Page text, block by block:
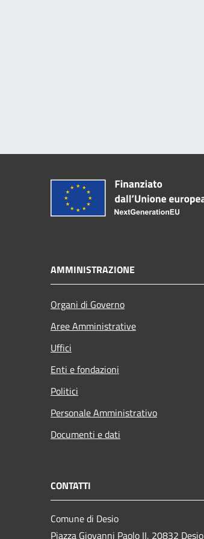
AMMINISTRAZIONE
Organi di Governo
Aree Amministrative
Uffici
Enti e fondazioni
Politici
Personale Amministrativo
Documenti e dati
CONTATTI
Comune di Desio
Piazza Giovanni Paolo II, 20832 Desio